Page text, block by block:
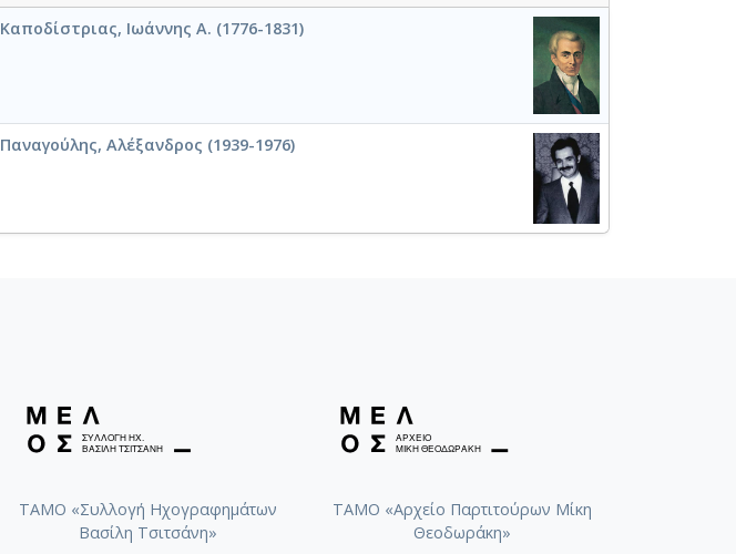
Καποδίστριας, Ιωάννης Α. (1776-1831)
Παναγούλης, Αλέξανδρος (1939-1976)
ΤΑΜΟ «Συλλογή Ηχογραφημάτων
Βασίλη Τσιτσάνη»
ΤΑΜΟ «Αρχείο Παρτιτούρων Μίκη
Θεοδωράκη»